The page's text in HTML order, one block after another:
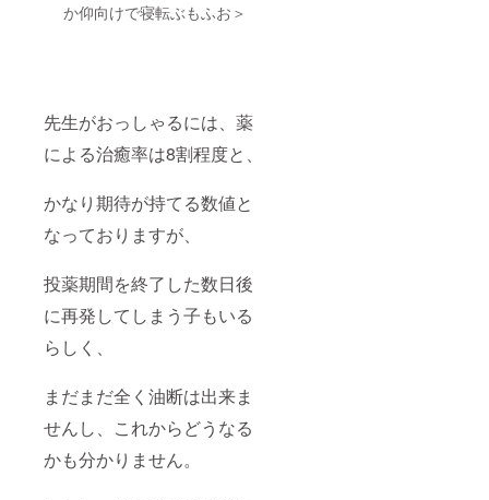
か仰向けで寝転ぶもふお＞
先生がおっしゃるには、薬
による治癒率は8割程度と、
かなり期待が持てる数値と
なっておりますが、
投薬期間を終了した数日後
に再発してしまう子もいる
らしく、
まだまだ全く油断は出来ま
せんし、これからどうなる
かも分かりません。